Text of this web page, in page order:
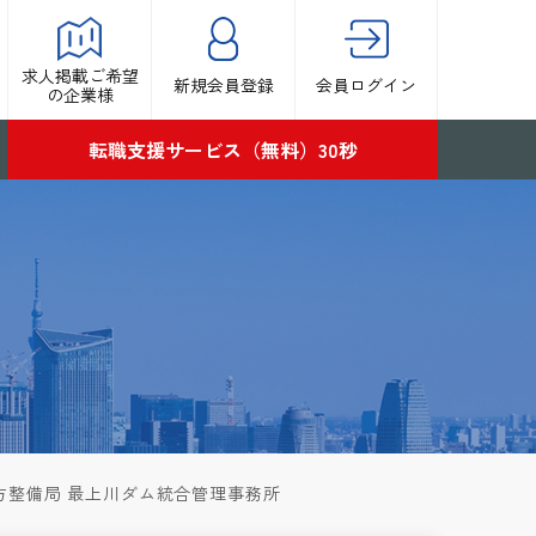
求人掲載ご希望
の企業様
新規会員登録 会員ログイン
転職支援サービス（無料）30秒
備局 最上川ダム統合管理事務所